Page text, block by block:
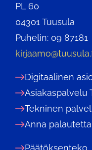
PL 60
04301 Tuusula
Puhelin: 09 87181
Digitaalinen
Asiakaspalvelu
Tekninen
Anna palautetta
Päätöksenteko